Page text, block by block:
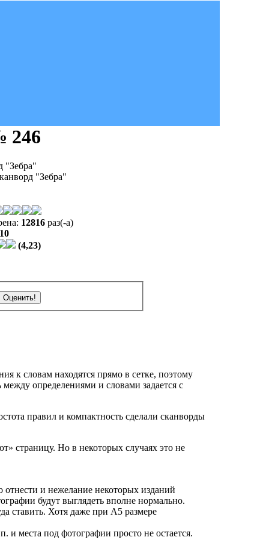
246
"Зебра"
12816раз(-а)
(4,23)
к словам находятся прямо в сетке, поэтому
определениями и словами задается с
правил и компактность сделали сканворды
страницу. Но в некоторых случаях это не
отнести и нежелание некоторых изданий
будут выглядеть вполне нормально.
ставить. Хотя даже при А5 размере
и места под фотографии просто не остается.